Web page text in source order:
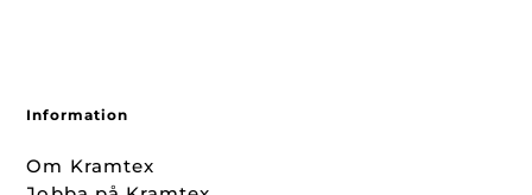
Information
Om Kramtex